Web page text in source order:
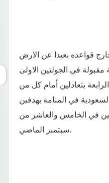
قواعده بعيدا عن الارض
مقبولة في الجولتين الاولى
بتعادلين أمام كل من
في المنامة بهدفين
في الخامس والعاشر من
سبتمبر الماضي.